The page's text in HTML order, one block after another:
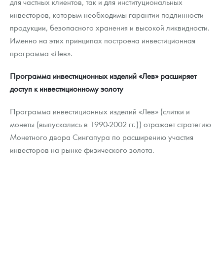
инвесторов, которым необходимы гарантии подлинности
продукции, безопасного хранения и высокой ликвидности.
Именно на этих принципах построена инвестиционная
программа «Лев».
Программа инвестиционных изделий «Лев» расширяет
доступ к инвестиционному золоту
Программа инвестиционных изделий «Лев» (слитки и
монеты (выпускались в 1990-2002 гг.)) отражает стратегию
Монетного двора Сингапура по расширению участия
инвесторов на рынке физического золота.